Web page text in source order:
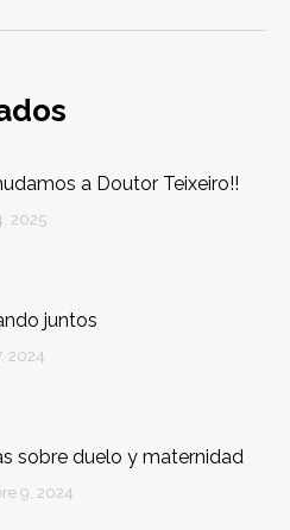
a Doutor Teixeiro!!
2025
juntos
2024
sobre duelo y maternidad
9, 2024